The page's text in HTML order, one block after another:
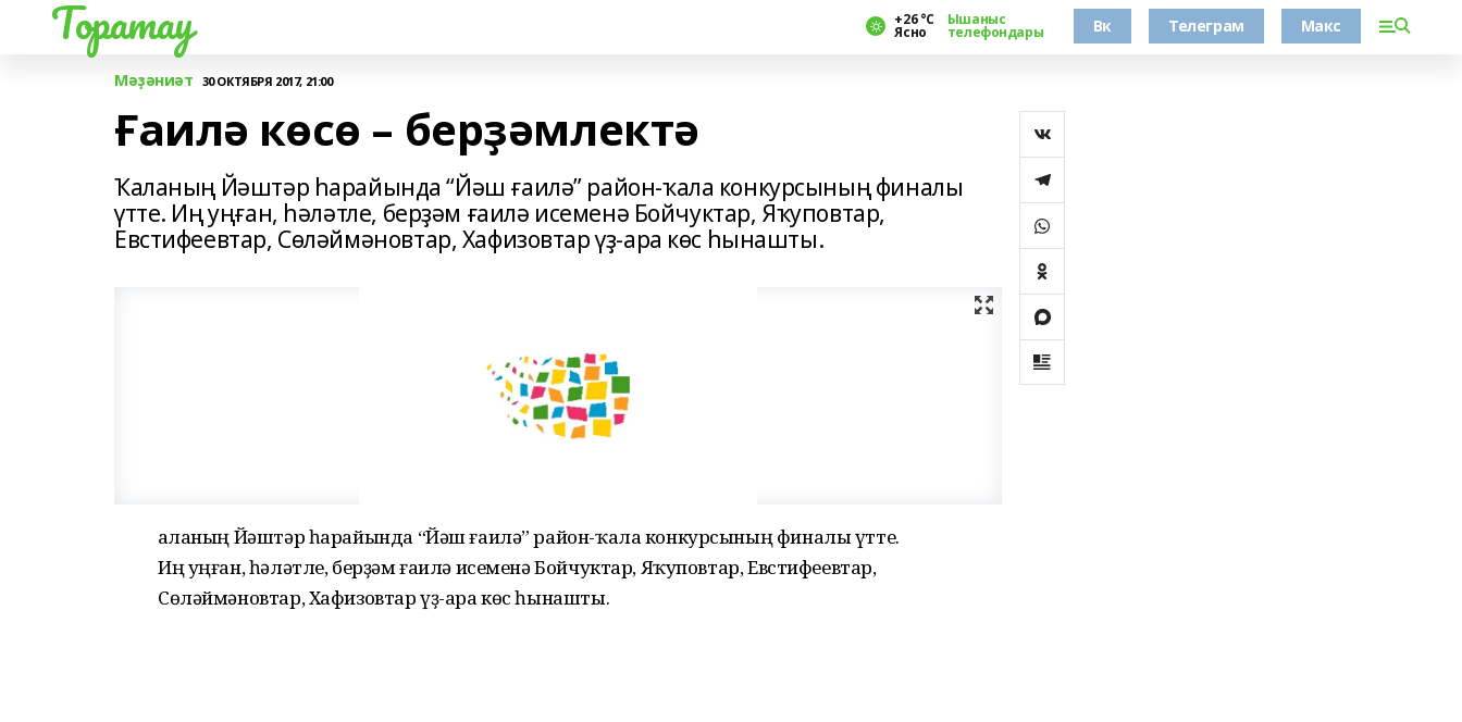
Торатау +26 °С
Ясно
Ышаныс
телефондары Вк Телеграм Макс
Мәҙәниәт 30 ОКТЯБРЯ 2017, 21:00
Ғаилә көсө – берҙәмлектә
Ҡаланың Йәштәр һарайында “Йәш ғаилә” район-ҡала конкурсының финалы
үтте. Иң уңған, һәләтле, берҙәм ғаилә исеменә Бойчуктар, Яҡуповтар,
Евстифеевтар, Сөләймәновтар, Хафизовтар үҙ-ара көс һынашты.
Ҡаланың Йәштәр һарайында “Йәш ғаилә” район-ҡала конкурсының финалы үтте.
Иң уңған, һәләтле, берҙәм ғаилә исеменә Бойчуктар, Яҡуповтар, Евстифеевтар,
Сөләймәновтар, Хафизовтар үҙ-ара көс һынашты.